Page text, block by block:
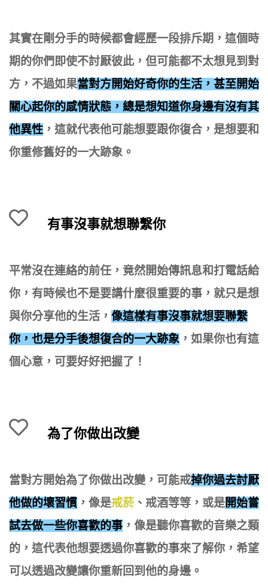
其實在剛分手的時候都會經歷一段排斥期，這個時
期的你們即使不討厭彼此，但可能都不太想見到對
方，不過如果當對方開始好奇你的生活，甚至開始
關心起你的感情狀態，總是想知道你身邊有沒有其
他異性 ，這就代表他可能想要跟你復合，是想要和
你重修舊好的一大跡象。
有事沒事就想聯繫你
平常沒在連絡的前任，竟然開始傳訊息和打電話給
你，有時候也不是要講什麼很重要的事，就只是想
與你分享他的生活， 像這樣有事沒事就想要聯繫
你，也是分手後想復合的一大跡象 ，如果你也有這
個心意，可要好好把握了！
為了你做出改變
當對方開始為了你做出改變，可能戒掉你過去討厭
他做的壞習慣 ，像是戒菸、戒酒等等，或是開始嘗
試去做一些你喜歡的事 ，像是聽你喜歡的音樂之類
的，這代表他想要透過你喜歡的事來了解你，希望
可以透過改變讓你重新回到他的身邊。